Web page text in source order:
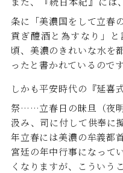
条に「美濃国をして立春
貢ぎ醴酒と為すなり」
頃、美濃のきれいな水を
ったと書かれているのです
しかも平安時代の『延喜
祭……立春日の昧旦（夜
汲み、司に付して供奉に
年立春には美濃の牟義都
宮廷の年中行事になって
くなりますが、こういう